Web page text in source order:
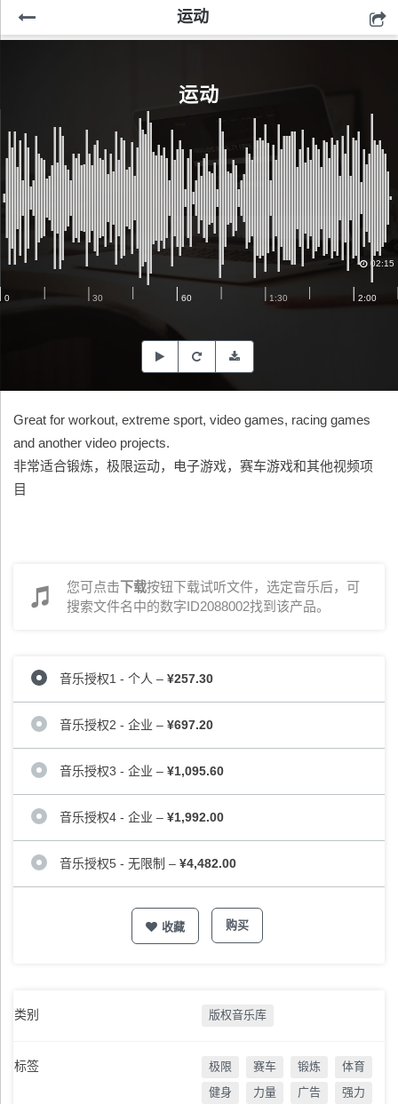
运动
运动
02:15
Great for workout, extreme sport, video games, racing games
and another video projects.
非常适合锻炼，极限运动，电子游戏，赛车游戏和其他视频项
目
您可点击下载按钮下载试听文件，选定音乐后，可
搜索文件名中的数字ID2088002找到该产品。
音乐授权1 - 个人 – ¥257.30
音乐授权2 - 企业 – ¥697.20
音乐授权3 - 企业 – ¥1,095.60
音乐授权4 - 企业 – ¥1,992.00
音乐授权5 - 无限制 – ¥4,482.00
收藏 购买
类别 版权音乐库
标签 极限 赛车 锻炼
体育
健身
力量 广告
强力